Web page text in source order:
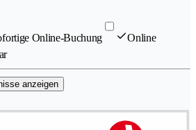
Online-Buchung
Online
anzeigen